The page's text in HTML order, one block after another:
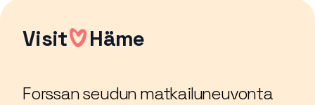
Visit Häme
Forssan seudun matkailuneuvonta